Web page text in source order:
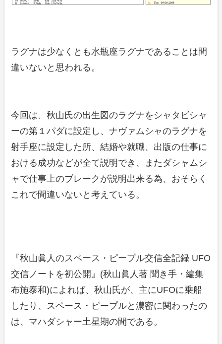
ラグナは少なくとも水瓶座ラグナであることは間
違いないと思われる。
今回は、秋山氏の出生図のラグナをシャタビシャ
ーの第１パダに設定し、ナヴァムシャのラグナを
射手座に設定した所、結婚や就職、出版の仕事に
おける成功などが全て説明でき、またダシャムシ
ャで仕事上のブレークが説明出来る為、おそらく
これで間違いないと考えている。
『秋山眞人のスペース・ピープル交信全記録 UFO
交信ノートを初公開』(秋山眞人著 聞き手・編集
布施泰和)によれば、秋山氏が、主にUFOに乗船
したり、スペース・ピープルと濃密に関わったの
は、マハダシャー土星期の間である。